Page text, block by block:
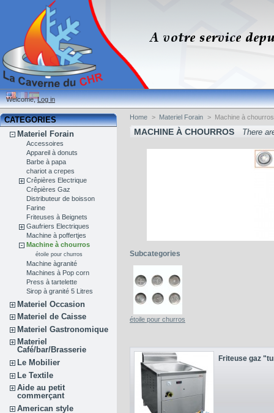
Welcome,Log in
CATEGORIES
Materiel Forain
Accessoires
Appareil à donuts
Barbe à papa
chariot a crepes
Crêpières Electrique
Crêpières Gaz
Distributeur de boisson
Farine
Friteuses à Beignets
Gaufriers Electriques
Machine à poffertjes
Machine à chourros
étoile pour churros
Machine àgranité
Machines à Pop corn
Press à tartelette
Sirop à granité 5 Litres
Materiel Occasion
Materiel de Caisse
Materiel Gastronomique
Materiel
Café/bar/Brasserie
Le Mobilier
Le Textile
Aide au petit
commerçant
American style
Home > Materiel Forain > Machine à chourros
MACHINE À CHOURROS There
Subcategories
étoile pour churros
Friteuse gaz